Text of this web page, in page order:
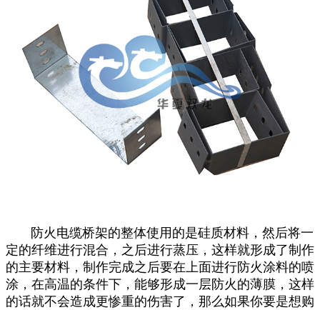
防火电缆桥架的整体使用的是硅质材料，然后将一
定的纤维进行混合，之后进行蒸压，这样就形成了制作
的主要材料，制作完成之后要在上面进行防火涂料的喷
涂，在高温的条件下，能够形成一层防火的薄膜，这样
的话就不会造成更惨重的伤害了，那么如果你要是想购